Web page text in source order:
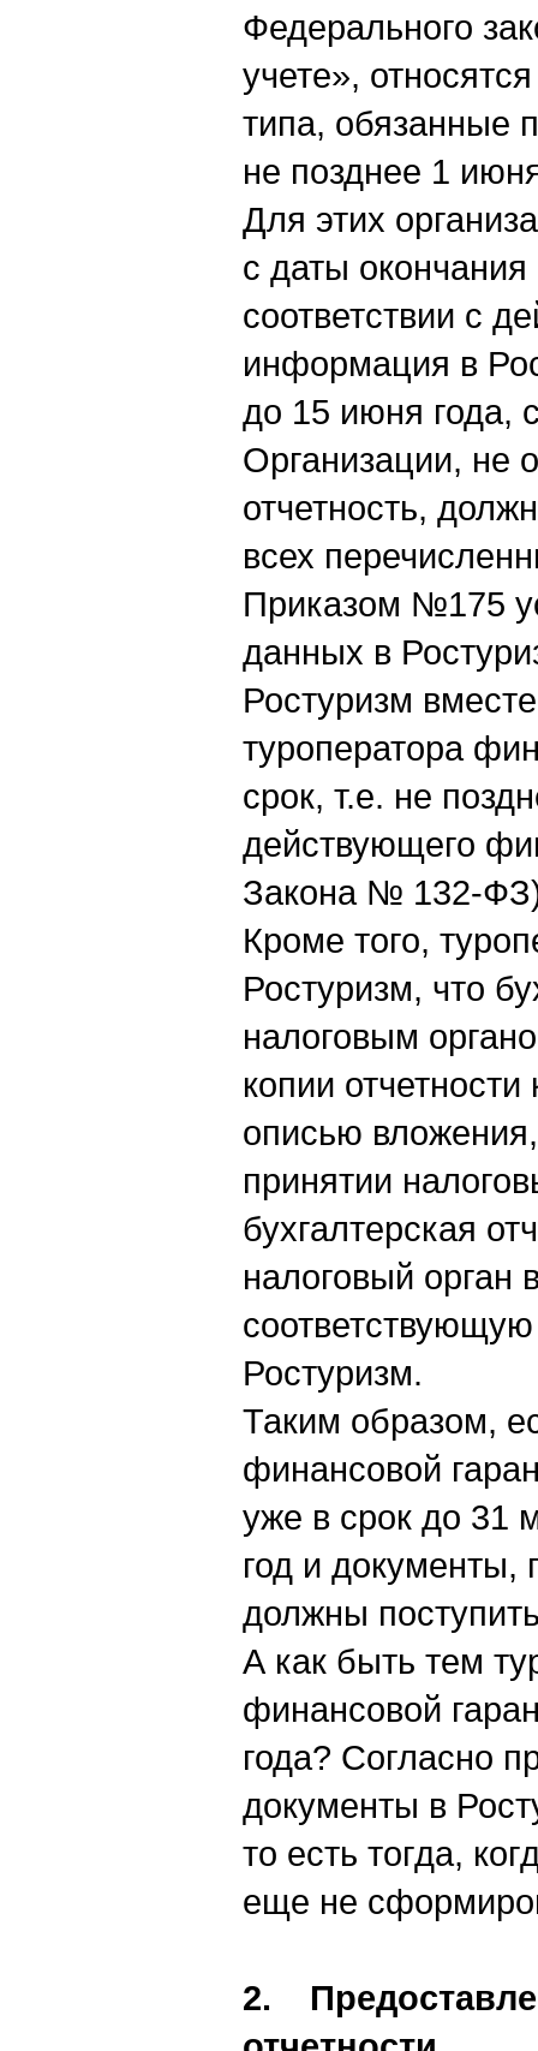
Федерального
учете»,
типа, обязанные
не позднее 1
Для этих
с даты
соответствии с
информация в
до 15 июня года,
Организации, не
отчетность,
всех
Приказом №175
данных в
Ростуризм
туроператора
срок, т.е. не
действующего
Закона № 132-
Кроме того,
Ростуризм, что
налоговым
копии
описью
принятии
бухгалтерская
налоговый орган
Ростуризм.
Таким образом,
финансовой
уже в срок до 31
год и
должны
А как быть тем
финансовой
года? Согласно
документы в
то есть тогда,
еще не
2.